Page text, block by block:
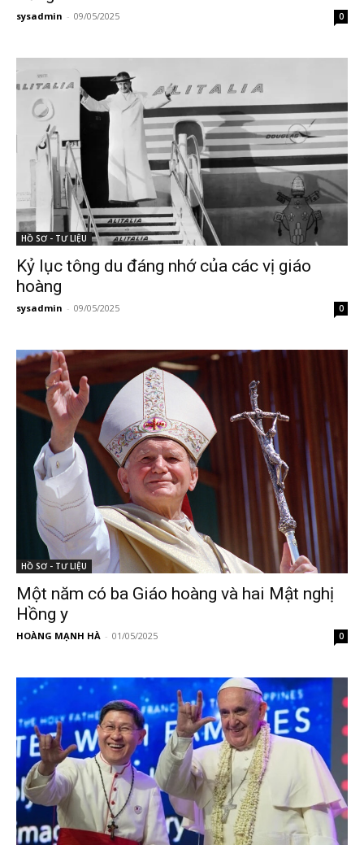
sysadmin - 09/05/2025 0
HỒ SƠ - TƯ LIỆU
Kỷ lục tông du đáng nhớ của các vị giáo
hoàng
sysadmin - 09/05/2025 0
HỒ SƠ - TƯ LIỆU
Một năm có ba Giáo hoàng và hai Mật nghị
Hồng y
HOÀNG MẠNH HÀ - 01/05/2025 0